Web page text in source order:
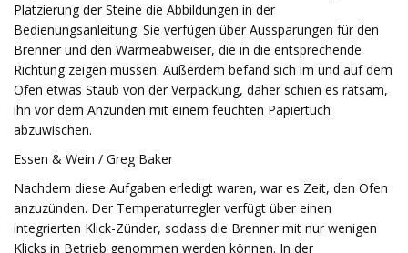
Platzierung der Steine ​​die Abbildungen in der
Bedienungsanleitung. Sie verfügen über Aussparungen für den
Brenner und den Wärmeabweiser, die in die entsprechende
Richtung zeigen müssen. Außerdem befand sich im und auf dem
Ofen etwas Staub von der Verpackung, daher schien es ratsam,
ihn vor dem Anzünden mit einem feuchten Papiertuch
abzuwischen.
Essen & Wein / Greg Baker
Nachdem diese Aufgaben erledigt waren, war es Zeit, den Ofen
anzuzünden. Der Temperaturregler verfügt über einen
integrierten Klick-Zünder, sodass die Brenner mit nur wenigen
Klicks in Betrieb genommen werden können. In der